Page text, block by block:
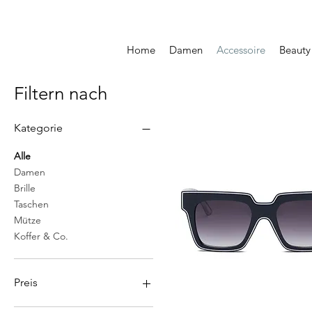
Home Damen Accessoire Beauty
Filtern nach
Kategorie
Alle
Damen
Brille
Taschen
Mütze
Koffer & Co.
Preis